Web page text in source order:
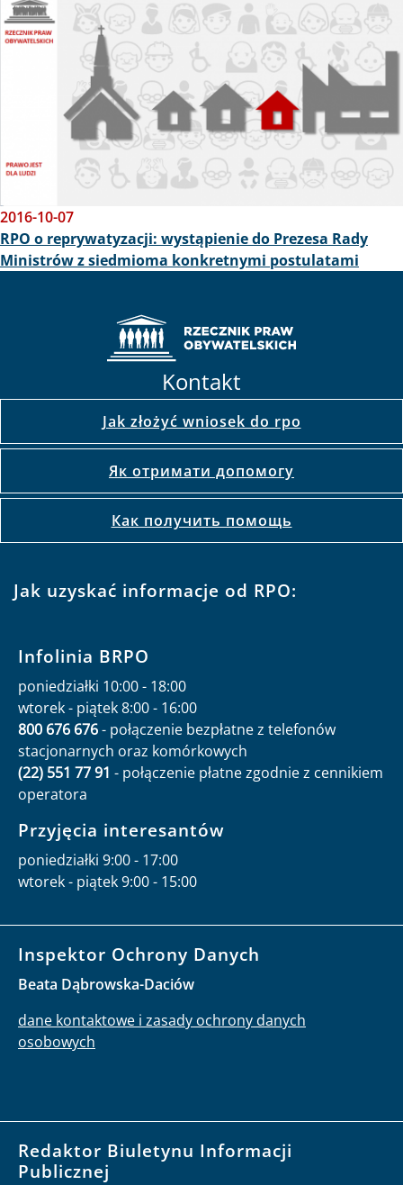
Obraz
2016-10-07
RPO o reprywatyzacji: wystąpienie do Prezesa Rady
Ministrów z siedmioma konkretnymi postulatami
Kontakt
Jak złożyć wniosek do rpo
Як отримати допомогу
Как получить помощь
Jak uzyskać informacje od RPO:
Infolinia BRPO
poniedziałki 10:00 - 18:00
wtorek - piątek 8:00 - 16:00
800 676 676- połączenie bezpłatne z telefonów
stacjonarnych oraz komórkowych
(22) 551 77 91 - połączenie płatne zgodnie z cennikiem
operatora
Przyjęcia interesantów
poniedziałki 9:00 - 17:00
wtorek - piątek 9:00 - 15:00
Inspektor Ochrony Danych
Beata Dąbrowska-Daciów
dane kontaktowe i zasady ochrony danych
osobowych
Redaktor Biuletynu Informacji
Publicznej